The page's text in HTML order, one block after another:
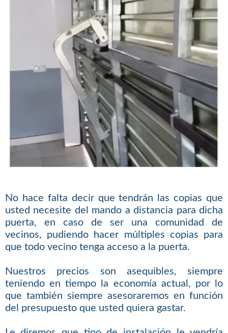
No hace falta decir que tendrán las copias que
usted necesite del mando a distancia para dicha
puerta, en caso de ser una comunidad de
vecinos, pudiendo hacer múltiples copias para
que todo vecino tenga acceso a la puerta.
Nuestros precios son asequibles, siempre
teniendo en tiempo la economía actual, por lo
que también siempre asesoraremos en función
del presupuesto que usted quiera gastar.